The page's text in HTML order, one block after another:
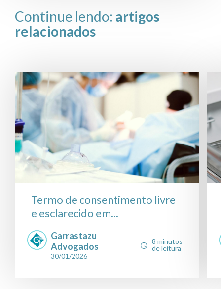
Continue lendo: artigos
relacionados
Termo de consentimento livre
e esclarecido em...
Garrastazu
Advogados
30/01/2026
8 minutos
de leitura